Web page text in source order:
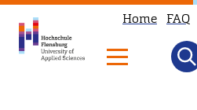
Home FAQ